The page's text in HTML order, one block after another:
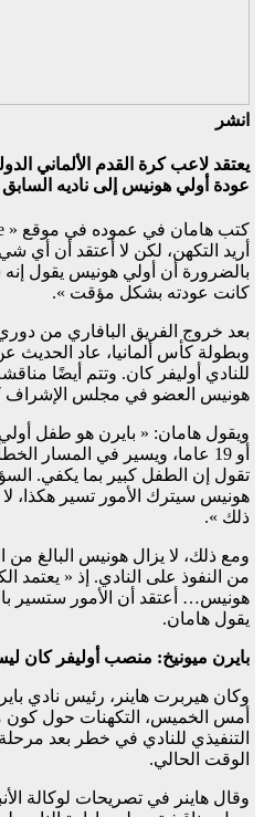
انشر
يعتقد لاعب كرة القدم الألماني
عودة أولي هونيس إلى ناديه
أريد التكهن، لكن لا أعتقد أن أي
بالضرورة أن أولي هونيس يقول
كانت عودته بشكل مؤقت ».
بعد خروج الفريق البافاري من
وبطولة كأس ألمانيا، عاد الحديث
للنادي أوليفر كان. وتتم أيضًا
هونيس العضو في مجلس
أو 19 عاما، ويسير في المسار
تقول إن الطفل كبير بما يكفي.
هونيس سيترك الأمور تسير هكذا،
ذلك ».
من النفوذ على النادي. إذ « يعتمد
هونيس… أعتقد أن الأمور ستسير
يقول هامان.
بايرن ميونيخ: منصب أوليفر كان
وكان هيربرت هاينر، رئيس نادي
أمس الخميس، التكهنات حول كون
التنفيذي للنادي في خطر بعد
الوقت الحالي.
وقال هاينر في تصريحات لوكالة